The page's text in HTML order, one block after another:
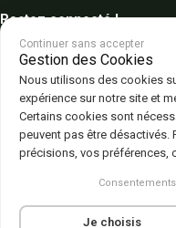
Restez connecté !
Plan du site Politique de
Gestion des cookies
Continuer sans accepter
Gestion des Cookies
Nous utilisons des cookies
expérience sur notre site et
Certains cookies sont
peuvent pas être désactivés.
précisions, vos préférences,
Je choisis